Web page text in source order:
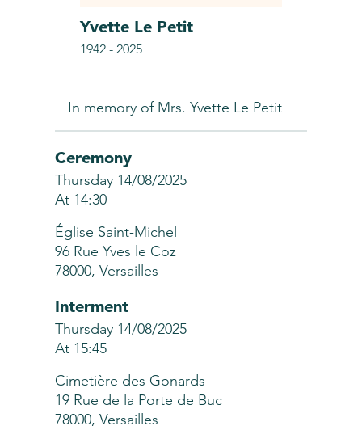
Yvette Le Petit
1942 - 2025
In memory of Mrs. Yvette Le Petit
Ceremony
Thursday 14/08/2025
At 14:30
Église Saint-Michel
96 Rue Yves le Coz
78000, Versailles
Interment
Thursday 14/08/2025
At 15:45
Cimetière des Gonards
19 Rue de la Porte de Buc
78000, Versailles